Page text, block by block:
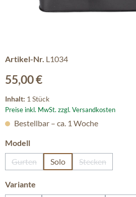
Artikel-Nr. L1034
Regulärer Preis:
55,00 €
Inhalt: 1 Stück
Preise inkl. MwSt. zzgl. Versandkosten
Bestellbar – ca. 1 Woche
Modellauswählen
Gurten
(Diese Option ist zurzeit nicht
Solo Stecken
(Diese Option
Variante